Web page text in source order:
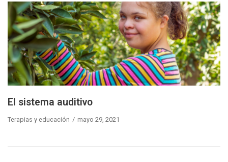
El sistema auditivo
Terapias y educación mayo 29, 2021